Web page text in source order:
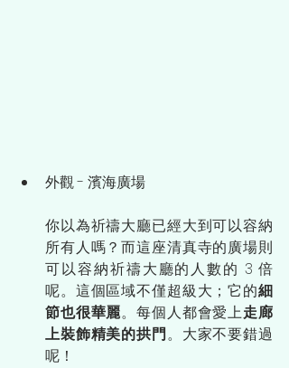
外觀 - 濱海廣場
你以為祈禱大廳已經大到可以容納
所有人嗎？而這座清真寺的廣場則
可以容納祈禱大廳的人數的 3 倍
呢。這個區域不僅超級大；它的細
節也很華麗。每個人都會愛上走廊
上裝飾精美的拱門。大家不要錯過
呢！